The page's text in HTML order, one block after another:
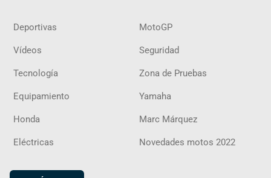
Deportivas MotoGP
Vídeos Seguridad
Tecnología Zona de Pruebas
Equipamiento Yamaha
Honda Marc Márquez
Eléctricas Novedades motos 2022